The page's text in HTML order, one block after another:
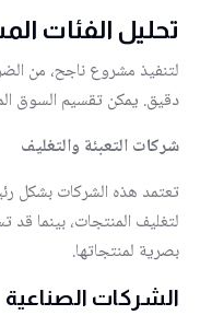
تحليل الفئات
لتنفيذ مشروع ناجح، من
دقيق. يمكن تقسيم السوق
شركات التعبئة والتغليف
تعتمد هذه الشركات بشكل
لتغليف المنتجات، بينما
بصرية لمنتجاتها.
الشركات الصناعية